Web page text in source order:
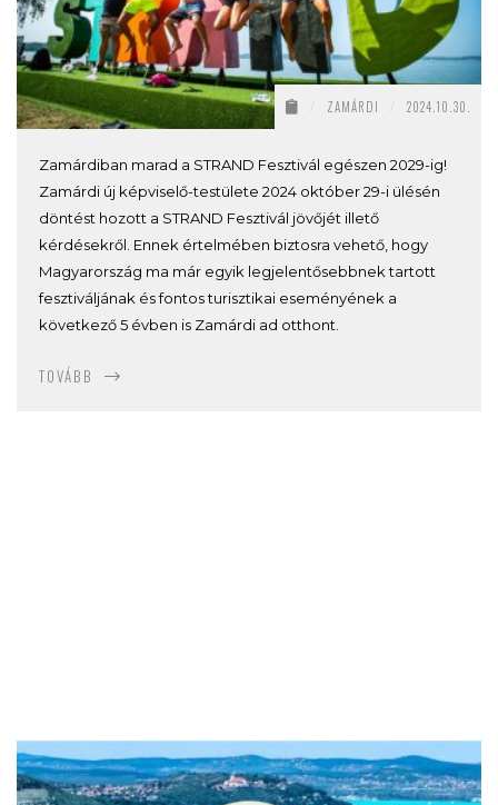
ZAMÁRDI 2024.10.30.
Zamárdiban marad a STRAND Fesztivál egészen 2029-ig!
Zamárdi új képviselő-testülete 2024 október 29-i ülésén
döntést hozott a STRAND Fesztivál jövőjét illető
kérdésekről. Ennek értelmében biztosra vehető, hogy
Magyarország ma már egyik legjelentősebbnek tartott
fesztiváljának és fontos turisztikai eseményének a
következő 5 évben is Zamárdi ad otthont.
TOVÁBB